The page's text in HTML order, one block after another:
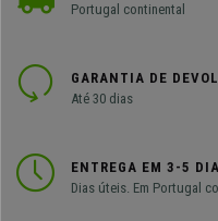
Portugal continental
GARANTIA DE
Até 30 dias
ENTREGA EM 3-5
Dias úteis. Em Portugal